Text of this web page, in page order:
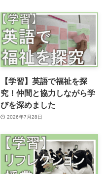
【学習】英語で福祉を探
究！仲間と協力しながら学
びを深めました
2026年7月28日